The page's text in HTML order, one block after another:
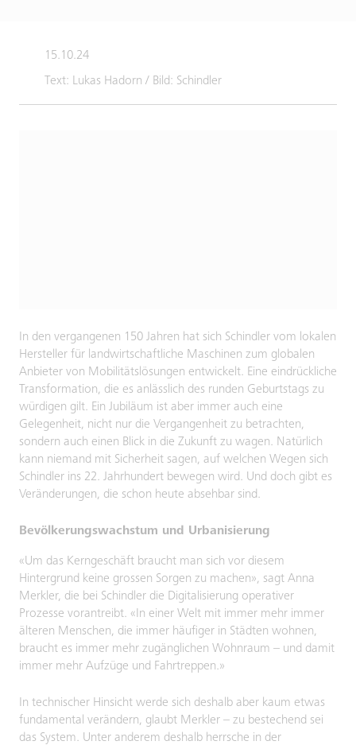
15.10.24
Text: Lukas Hadorn / Bild: Schindler
In den vergangenen 150 Jahren hat sich Schindler vom lokalen
Hersteller für landwirtschaftliche Maschinen zum globalen
Anbieter von Mobilitätslösungen entwickelt. Eine eindrückliche
Transformation, die es anlässlich des runden Geburtstags zu
würdigen gilt. Ein Jubiläum ist aber immer auch eine
Gelegenheit, nicht nur die Vergangenheit zu betrachten,
sondern auch einen Blick in die Zukunft zu wagen. Natürlich
kann niemand mit Sicherheit sagen, auf welchen Wegen sich
Schindler ins 22. Jahrhundert bewegen wird. Und doch gibt es
Veränderungen, die schon heute absehbar sind.
Bevölkerungswachstum und Urbanisierung
«Um das Kerngeschäft braucht man sich vor diesem
Hintergrund keine grossen Sorgen zu machen», sagt Anna
Merkler, die bei Schindler die Digitalisierung operativer
Prozesse vorantreibt. «In einer Welt mit immer mehr immer
älteren Menschen, die immer häufiger in Städten wohnen,
braucht es immer mehr zugänglichen Wohnraum – und damit
immer mehr Aufzüge und Fahrtreppen.»
In technischer Hinsicht werde sich deshalb aber kaum etwas
fundamental verändern, glaubt Merkler – zu bestechend sei
das System. Unter anderem deshalb herrsche in der